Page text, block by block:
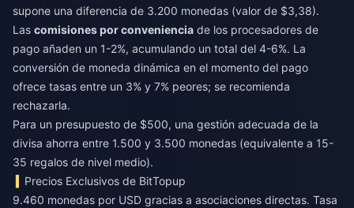
supone una diferencia de 3.200 monedas (valor de $3,38).
Las comisiones por conveniencia de los procesadores de
pago añaden un 1-2%, acumulando un total del 4-6%. La
conversión de moneda dinámica en el momento del pago
ofrece tasas entre un 3% y 7% peores; se recomienda
rechazarla.
Para un presupuesto de $500, una gestión adecuada de la
divisa ahorra entre 1.500 y 3.500 monedas (equivalente a 15-
35 regalos de nivel medio).
Precios Exclusivos de BitTopup
9.460 monedas por USD gracias a asociaciones directas. Tasa